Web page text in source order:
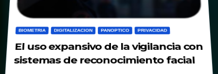
BIOMETRIA DIGITALIZACION PANOPTICO PRIVACIDAD
El uso expansivo de la vigilancia con
sistemas de reconocimiento facial